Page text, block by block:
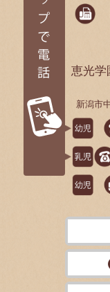
恵光学
新潟市